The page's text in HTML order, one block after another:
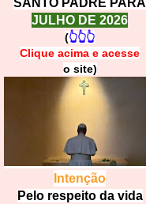
SANTO PADRE PARA
JULHO DE 2026
(👆👆👆
Clique acima e acesse
o site)
Intenção
Pelo respeito da vida